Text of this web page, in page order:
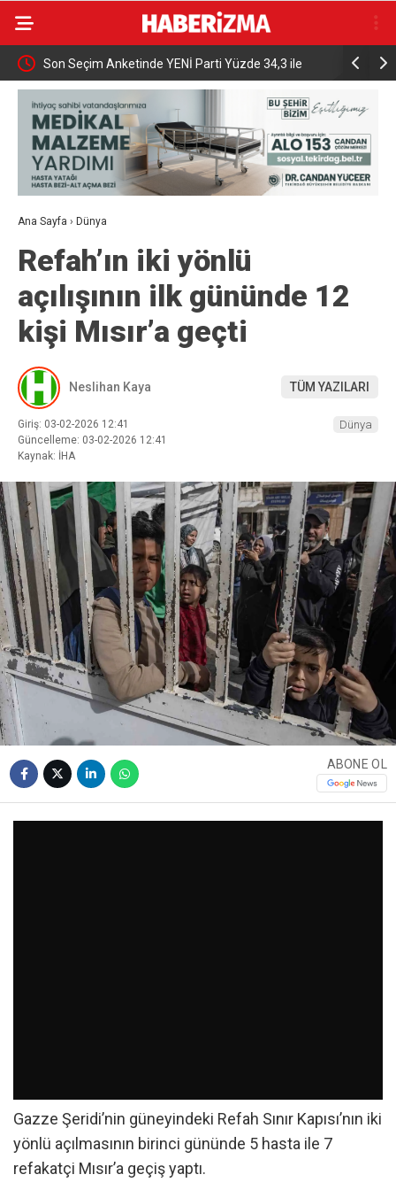
Son Seçim Anketinde YENİ Parti Yüzde 34,3 ile
Birinci Sırada Yapay
Ana Sayfa › Dünya
Refah’ın iki yönlü
açılışının ilk gününde 12
kişi Mısır’a geçti
Neslihan Kaya TÜM YAZILARI
Giriş: 03-02-2026 12:41
Güncelleme: 03-02-2026 12:41
Kaynak: İHA
Dünya
ABONE OL
Gazze Şeridi’nin güneyindeki Refah Sınır Kapısı’nın iki
yönlü açılmasının birinci gününde 5 hasta ile 7
refakatçi Mısır’a geçiş yaptı.